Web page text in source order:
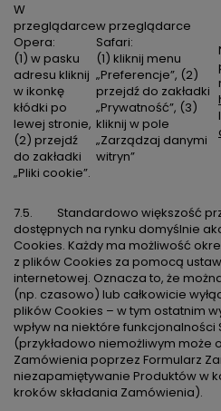
W
przeglądarce
Opera:
(1) w pasku
adresu kliknij
w ikonkę
kłódki po
lewej stronie,
(2) przejdź
do zakładki
„Pliki cookie”.
w przeglądarce
Safari:
(1) kliknij menu
„Preferencje”, (2)
przejdź do zakładki
„Prywatność”, (3)
kliknij w pole
„Zarządzaj danymi
witryn”
7.5. Standardowo większość
dostępnych na rynku domyślnie
Cookies. Każdy ma możliwość
z plików Cookies za pomocą
internetowej. Oznacza to, że
(np. czasowo) lub całkowicie
plików Cookies – w tym ostatnim
wpływ na niektóre
(przykładowo niemożliwym może
Zamówienia poprzez Formularz
niezapamiętywanie Produktów w
kroków składania Zamówienia).